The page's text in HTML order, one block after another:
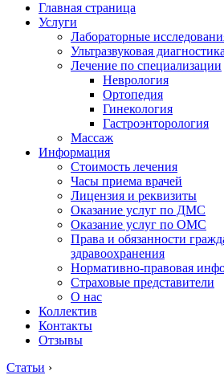
Главная страница
Услуги
Лабораторные
Ультразвуковая
Лечение по специализации
Неврология
Ортопедия
Гинекология
Гастроэнторология
Массаж
Информация
Стоимость лечения
Часы приема врачей
Лицензия и реквизиты
Оказание услуг по ДМС
Оказание услуг по ОМС
Права и обязанности
здравоохранения
Нормативно-правовая
Страховые представители
О нас
Коллектив
Контакты
Отзывы
Статьи ›